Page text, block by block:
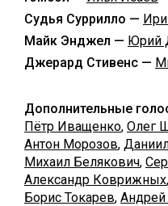
Судья Суррилло —
Майк Энджел — Юрий
Джерард Стивенс —
Дополнительные
Пётр Иващенко, Олег
Антон Морозов,
Михаил Белякович,
Александр Коврижных,
Борис Токарев, Андрей